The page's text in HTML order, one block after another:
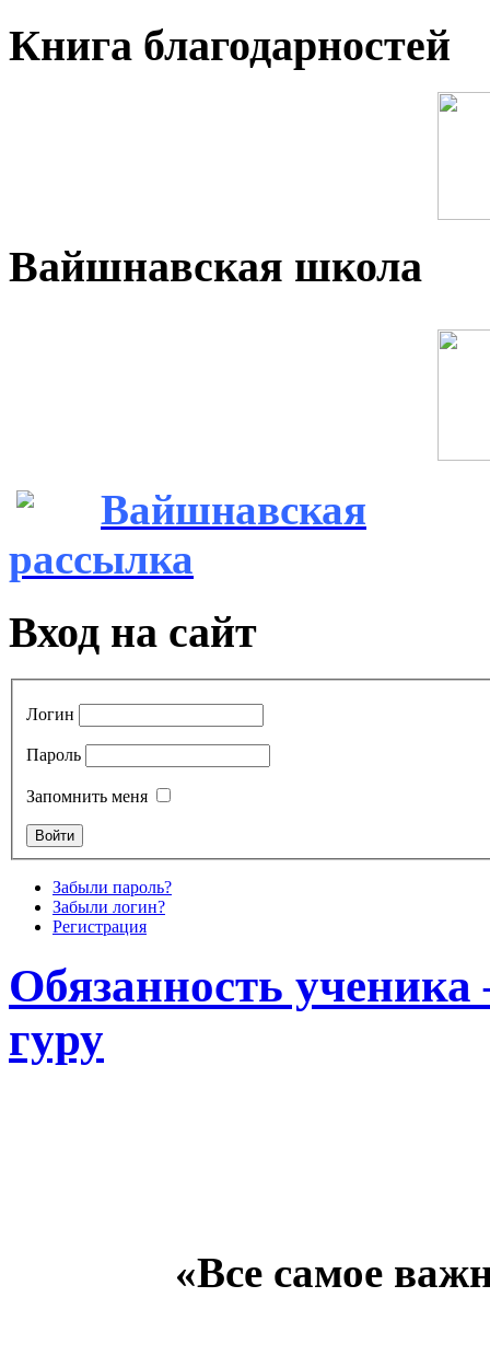
Книга благодарностей
Вайшнавская школа
Вайшнавская
рассылка
Вход на сайт
Логин
Пароль
Запомнить меня
Забыли пароль?
Забыли логин?
Регистрация
Обязанность
гуру
«Все самое